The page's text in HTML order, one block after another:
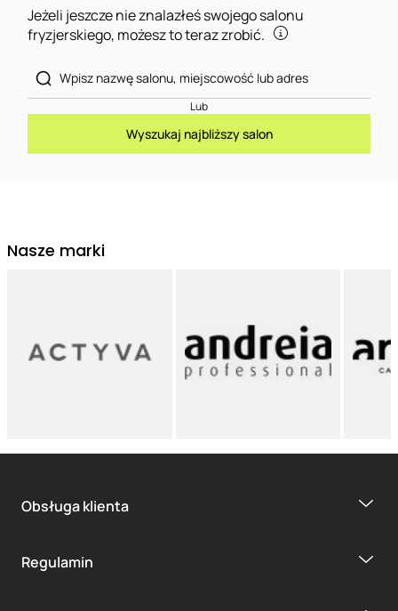
Jeżeli jeszcze nie znalazłeś swojego salonu
fryzjerskiego, możesz to teraz zrobić.
Lub
Wyszukaj najbliższy salon
Nasze marki
Obsługa klienta
Regulamin